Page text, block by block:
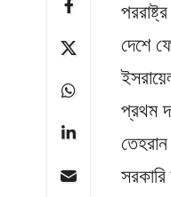
দেশে
প্রথম